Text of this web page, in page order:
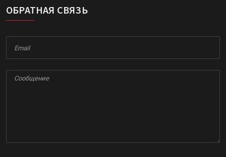
ОБРАТНАЯ СВЯЗЬ